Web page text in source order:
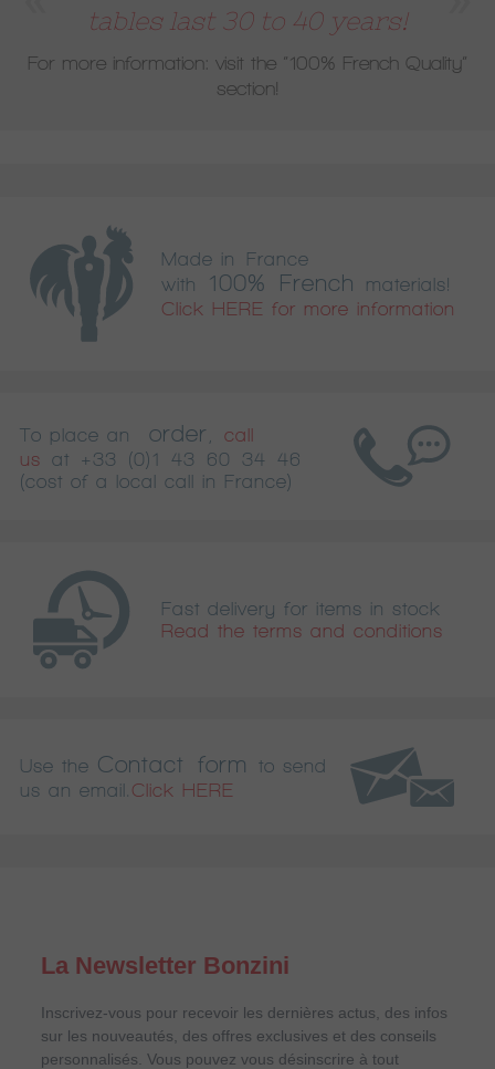
tables last 30 to 40 years!
For more information: visit the “100% French Quality”
section!
Made in France
with
100% French
materials!
Click HERE for more information
To place an order
call
us
at
+33 (0)1 43 60 34 46
(cost of a local call in France)
Fast delivery for items in stock
Read the terms and conditions
Use the Contact form
to send
us an email. Click HERE
La Newsletter Bonzini
Inscrivez-vous pour recevoir les dernières actus, des infos
sur les nouveautés, des offres exclusives et des conseils
personnalisés. Vous pouvez vous désinscrire à tout